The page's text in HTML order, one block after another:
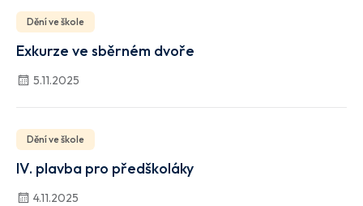
Dění ve škole
Exkurze ve sběrném dvoře
5.11.2025
Dění ve škole
IV. plavba pro předškoláky
4.11.2025